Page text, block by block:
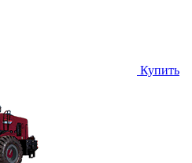
Купить